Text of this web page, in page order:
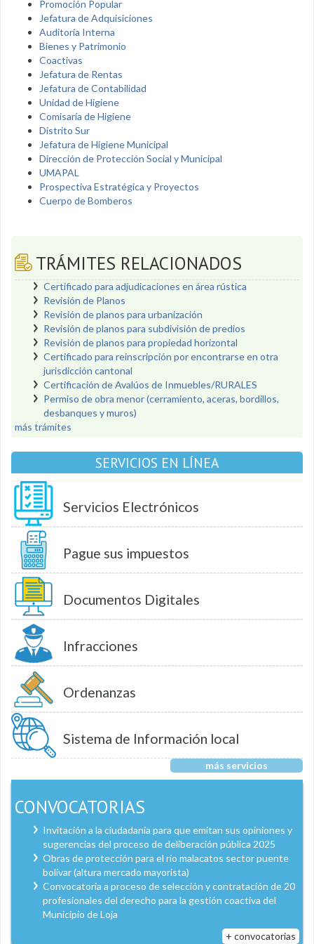
Promoción Popular
Jefatura de Adquisiciones
Auditoría Interna
Bienes y Patrimonio
Coactivas
Jefatura de Rentas
Jefatura de Contabilidad
Unidad de Higiene
Comisaría de Higiene
Distrito Sur
Jefatura de Higiene Municipal
Dirección de Protección Social y Municipal
UMAPAL
Prospectiva Estratégica y Proyectos
Cuerpo de Bomberos
TRÁMITES RELACIONADOS
Certificado para adjudicaciones en área rústica
Revisión de Planos
Revisión de planos para urbanización
Revisión de planos para subdivisión de predios
Revisión de planos para propiedad horizontal
Certificado para reinscripción por encontrarse en otra
jurisdicción cantonal
Certificación de Avalúos de Inmuebles/RURALES
Permiso de obra menor (cerramiento, aceras, bordillos,
desbanques y muros)
más trámites
SERVICIOS EN LÍNEA
Servicios Electrónicos
Pague sus impuestos
Documentos Digitales
Infracciones
Ordenanzas
Sistema de Información local
más servicios
CONVOCATORIAS
Invitación a la ciudadanía para que emitan sus opiniones y
sugerencias del proceso de deliberación pública 2025
Obras de protección para el río malacatos sector puente
bolívar (altura mercado mayorista)
Convocatoria a proceso de selección y contratación de 20
profesionales del derecho para la gestión coactiva del
Municipio de Loja
+ convocatorias